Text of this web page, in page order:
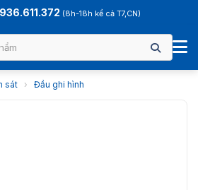
(8h-18h kể cả T7,CN)
sát › Đầu ghi hình